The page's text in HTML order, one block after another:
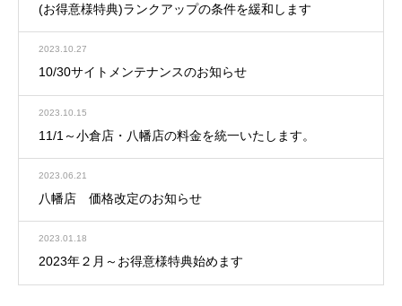
(お得意様特典)ランクアップの条件を緩和します
2023.10.27
10/30サイトメンテナンスのお知らせ
2023.10.15
11/1～小倉店・八幡店の料金を統一いたします。
2023.06.21
八幡店 価格改定のお知らせ
2023.01.18
2023年２月～お得意様特典始めます